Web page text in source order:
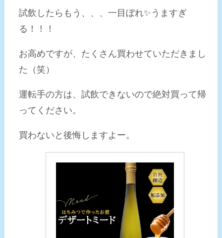
試飲したらもう、、、一目ぼれ✨うますぎ
る！！！
お高めですが、たくさん買わせていただきまし
た（笑）
運転手の方は、試飲できないので絶対買って帰
ってください。
買わないと後悔しますよー。